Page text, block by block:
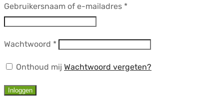
Gebruikersnaam of e-mailadres *Vereist
Wachtwoord *Vereist
Onthoud mij Wachtwoord vergeten?
Inloggen